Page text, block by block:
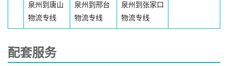
泉州到唐山
物流专线
泉州到邢台
物流专线
泉州到张家口
物流专线
配套服务